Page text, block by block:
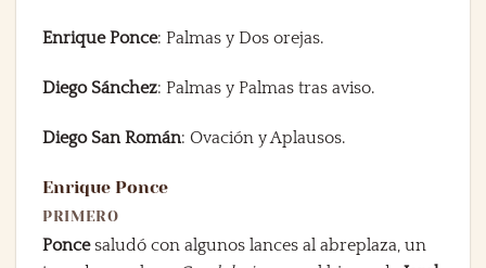
Enrique Ponce: Palmas y Dos orejas.
Diego Sánchez: Palmas y Palmas tras aviso.
Diego San Román: Ovación y Aplausos.
Enrique Ponce
PRIMERO
Poncesaludó con algunos lances al abreplaza, un